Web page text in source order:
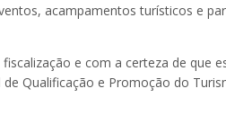
acampamentos turísticos e
e com a certeza de que
Qualificação e Promoção do